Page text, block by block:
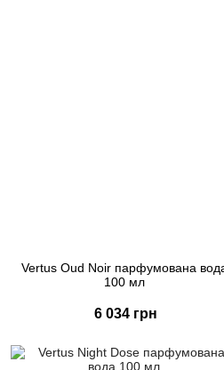
Vertus Oud Noir парфумована
100 мл
6 034 грн